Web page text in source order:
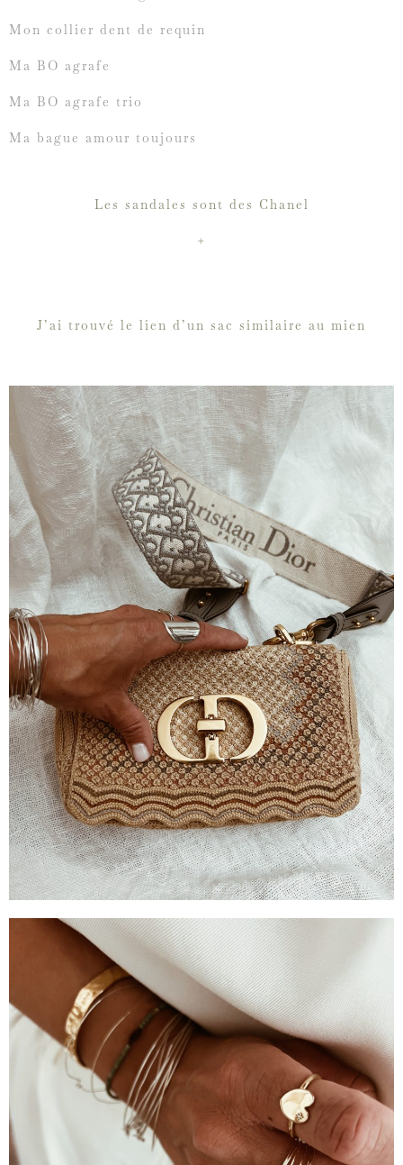
Mon collier dent de requin
Ma BO agrafe
Ma BO agrafe trio
Ma bague amour toujours
Les sandales sont des Chanel
+
J’ai trouvé le lien d’un sac similaire au mien